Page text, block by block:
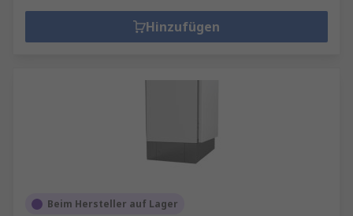
Hinzufügen
Beim Hersteller auf Lager